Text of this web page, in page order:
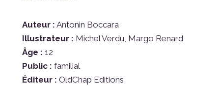
Auteur : Antonin Boccara
Illustrateur : Michel Verdu, Margo Renard
Âge : 12
Public : familial
Éditeur : OldChap Editions